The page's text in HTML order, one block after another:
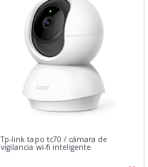
Tp-link tapo tc70 / cámara de
vigilancia wi-fi inteligente